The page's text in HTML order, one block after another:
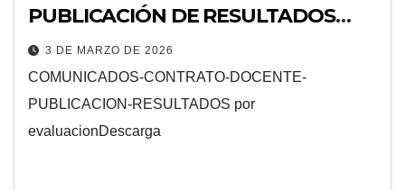
PUBLICACIÓN DE RESULTADOS
PRELIMINARES DE POSTULANTES
HABILITADOS PARA LA
CONTRATACIÓN DOCENTE Y
PUBLICACIÓN DE OBSERVADOS.
3 DE MARZO DE 2026
COMUNICADOS-CONTRATO-DOCENTE-
PUBLICACION-RESULTADOS por
evaluacionDescarga